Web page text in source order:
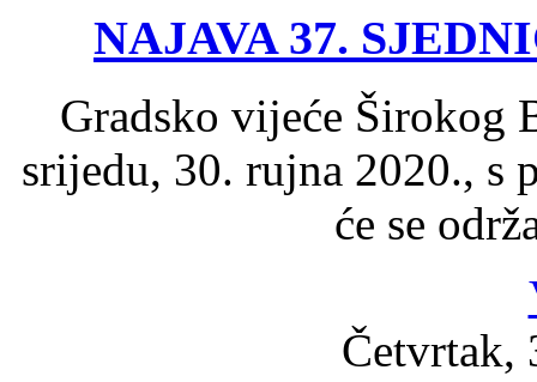
NAJAVA 37.
Gradsko vijeće Širokog
srijedu, 30. rujna 2020., s
će se
Četvrtak,